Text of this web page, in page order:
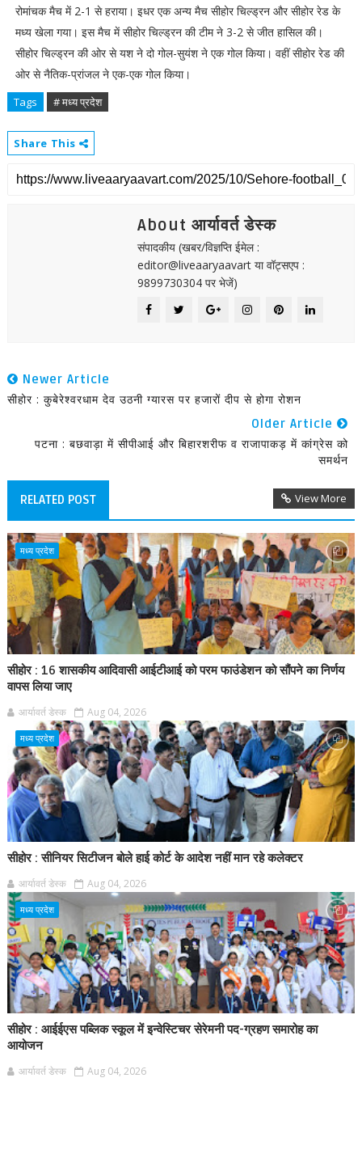
रोमांचक मैच में 2-1 से हराया। इधर एक अन्य मैच सीहोर चिल्ड्रन और सीहोर रेड के
मध्य खेला गया। इस मैच में सीहोर चिल्ड्रन की टीम ने 3-2 से जीत हासिल की।
सीहोर चिल्ड्रन की ओर से यश ने दो गोल-सुयंश ने एक गोल किया। वहीं सीहोर रेड की
ओर से नैतिक-प्रांजल ने एक-एक गोल किया।
Tags # मध्य प्रदेश
Share This
About आर्यावर्त डेस्क
संपादकीय (खबर/विज्ञप्ति ईमेल :
editor@liveaaryaavart या वॉट्सएप :
9899730304 पर भेजें)
Newer Article
सीहोर : कुबेरेश्वरधाम देव उठनी ग्यारस पर हजारों दीप से होगा रोशन
Older Article
पटना : बछवाड़ा में सीपीआई और बिहारशरीफ व राजापाकड़ में कांग्रेस को
समर्थन
RELATED POST View More
मध्य प्रदेश
सीहोर : 16 शासकीय आदिवासी आईटीआई को परम फाउंडेशन को सौंपने का निर्णय
वापस लिया जाए
आर्यावर्त डेस्क Aug 04, 2026
मध्य प्रदेश
सीहोर : सीनियर सिटीजन बोले हाई कोर्ट के आदेश नहीं मान रहे कलेक्टर
आर्यावर्त डेस्क Aug 04, 2026
मध्य प्रदेश
सीहोर : आईईएस पब्लिक स्कूल में इन्वेस्टिचर सेरेमनी पद-ग्रहण समारोह का
आयोजन
आर्यावर्त डेस्क Aug 04, 2026